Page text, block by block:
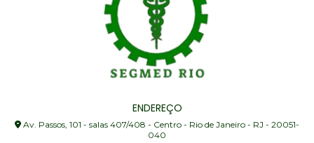
ENDEREÇO
Av. Passos, 101 - salas 407/408 - Centro - Rio de Janeiro - RJ - 20051-
040